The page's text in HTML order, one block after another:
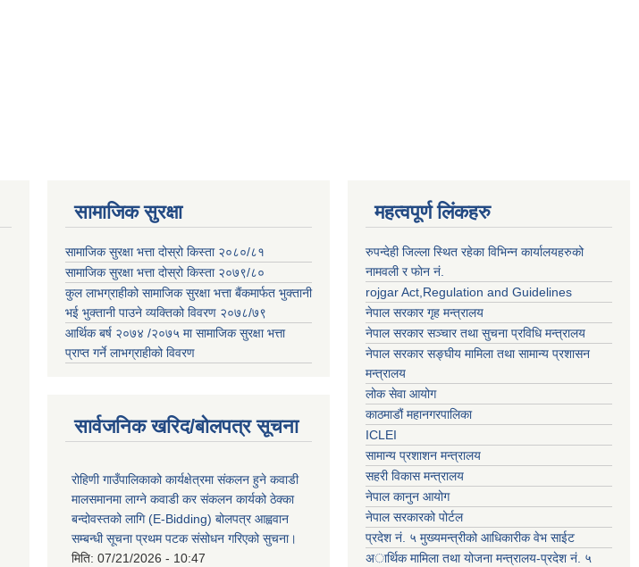
सामाजिक सुरक्षा
सामाजिक सुरक्षा भत्ता दोस्रो किस्ता २०८०/८१
सामाजिक सुरक्षा भत्ता दोस्रो किस्ता २०७९/८०
कुल लाभग्राहीको सामाजिक सुरक्षा भत्ता बैंकमार्फत भुक्तानी
भई भुक्तानी पाउने व्यक्तिको विवरण २०७८/७९
आर्थिक बर्ष २०७४ /२०७५ मा सामाजिक सुरक्षा भत्ता
प्राप्त गर्ने लाभग्राहीको विवरण
सार्वजनिक खरिद/बोलपत्र सूचना
रोहिणी गाउँपालिकाको कार्यक्षेत्रमा संकलन हुने कवाडी
मालसमानमा लाग्ने कवाडी कर संकलन कार्यको ठेक्का
बन्दोवस्तको लागि (E-Bidding) बोलपत्र आह्ववान
सम्बन्धी सूचना प्रथम पटक संसोधन गरिएको सुचना।
मिति: 07/21/2026 - 10:47
महत्वपूर्ण लिंकहरु
रुपन्देही जिल्ला स्थित रहेका विभिन्न कार्यालयहरुको
नामवली र फाेन न‌ं.
rojgar Act,Regulation and Guidelines
नेपाल सरकार गृह मन्त्रालय
नेपाल सरकार सञ्चार तथा सुचना प्रविधि मन्त्रालय
नेपाल सरकार सङ्घीय मामिला तथा सामान्य प्रशासन
मन्त्रालय
लोक सेवा आयोग
काठमाडौं महानगरपालिका
ICLEI
सामान्य प्रशाशन मन्त्रालय
सहरी विकास मन्त्रालय
नेपाल कानुन आयोग
नेपाल सरकारको पोर्टल
प्रदेश नं. ५ मुख्यमन्त्रीको आधिकारीक वेभ साईट
अार्थिक मामिला तथा योजना मन्त्रालय-प्रदेश नं. ५